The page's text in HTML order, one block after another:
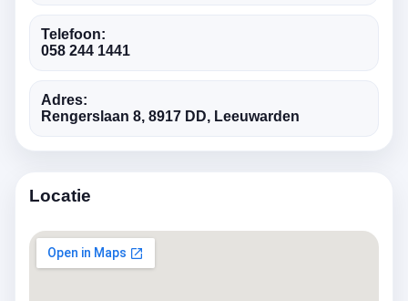
Telefoon:
058 244 1441
Adres:
Rengerslaan 8, 8917 DD, Leeuwarden
Locatie